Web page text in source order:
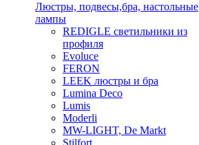
Люстры, подвесы,бра, настольные
лампы
REDIGLE светильники из
профиля
Evoluce
FERON
LEEK люстры и бра
Lumina Deco
Lumis
Moderli
MW-LIGHT, De Markt